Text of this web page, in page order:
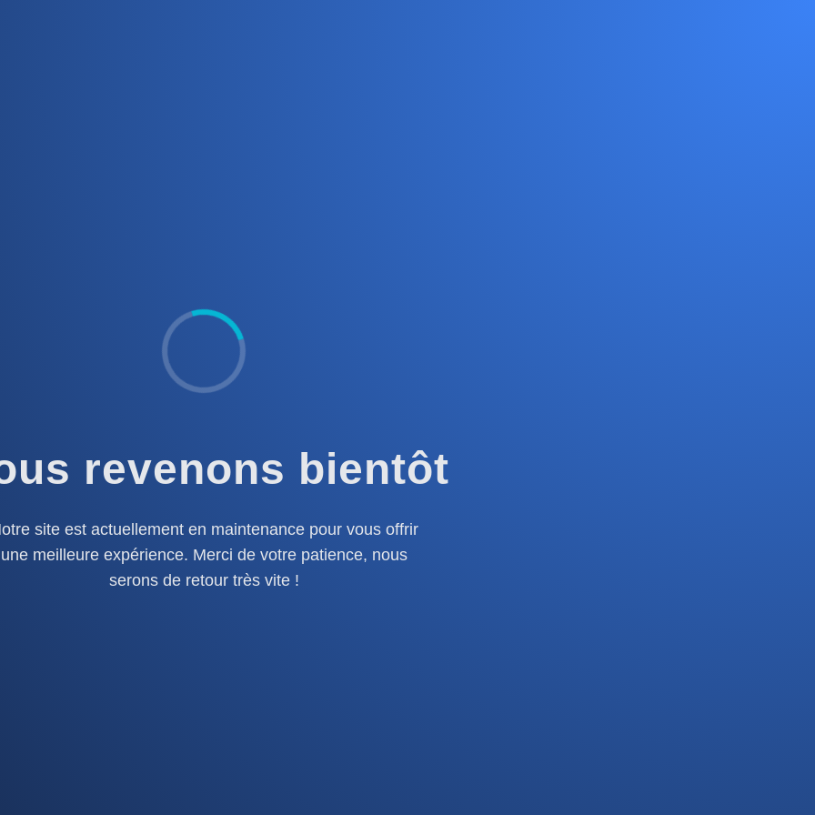
revenons bientôt
site est actuellement en maintenance pour vous offrir
une meilleure expérience. Merci de votre patience, nous
serons de retour très vite !